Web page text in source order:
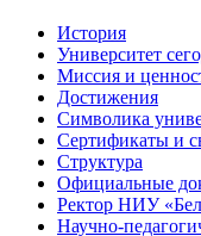
История
Университет
Миссия и
Достижения
Символика
Сертификаты и
Структура
Официальные
Ректор НИУ
Научно-